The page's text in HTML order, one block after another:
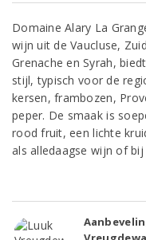
Domaine Alary La
wijn uit de Vaucluse,
Grenache en Syrah,
stijl, typisch voor de
kersen, frambozen,
peper. De smaak is
rood fruit, een lichte
als alledaagse wijn of